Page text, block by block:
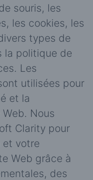
souris, les
les cookies, les
types de
la politique de
Les
utilisées pour
et la
Nous
Clarity pour
et votre
Web grâce à
des